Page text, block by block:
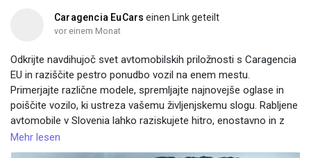
Caragencia EuCars einen Link geteilt
vor einem Monat
Odkrijte navdihujoč svet avtomobilskih priložnosti s Caragencia
EU in raziščite pestro ponudbo vozil na enem mestu.
Primerjajte različne modele, spremljajte najnovejše oglase in
poiščite vozilo, ki ustreza vašemu življenjskemu slogu. Rabljene
avtomobile v Slovenia lahko raziskujete hitro, enostavno in z
navdušenjem na sodobni platformi, ustvarjeni za ljubitelje
avtomobilov.https://caragencia.eu/si/avtomobili-za-
Mehr lesen